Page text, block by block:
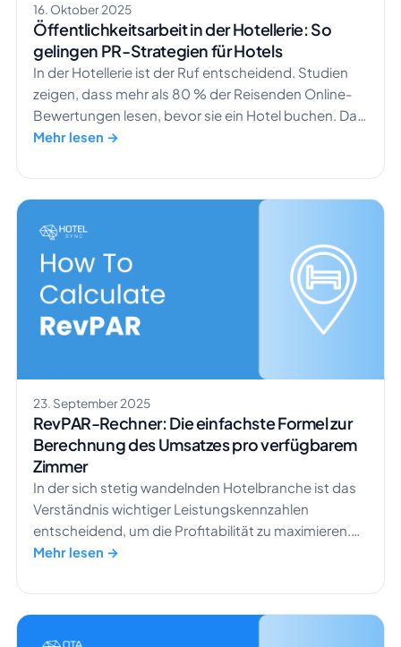
16. Oktober 2025
Öffentlichkeitsarbeit in der Hotellerie: So
gelingen PR-Strategien für Hotels
In der Hotellerie ist der Ruf entscheidend. Studien
zeigen, dass mehr als 80 % der Reisenden Online-
Bewertungen lesen, bevor sie ein Hotel buchen. Das
bedeutet, dass Ihre Markengeschichte und Ihr
Umsatz haben. Die Bedeutung von
Öffentlichkeitsarbeit in Hotels zu verstehen, ist
längst kein Extra mehr. Sie entscheidet darüber, ob
sich Gäste an Ihr Haus erinnern oder einfach
weiterscrollen […]
Mehr lesen →
23. September 2025
RevPAR-Rechner: Die einfachste Formel zur
Berechnung des Umsatzes pro verfügbarem
Zimmer
In der sich stetig wandelnden Hotelbranche ist das
Verständnis wichtiger Leistungskennzahlen
entscheidend, um die Profitabilität zu maximieren.
Eine dieser Kennzahlen ist der RevPAR (Umsatz pro
finanzielle Gesundheit eines Hotels bietet. Laut
einem Bericht von STR erreichte die
durchschnittliche Zimmerrate (ADR) für US-Hotels
Mehr lesen →